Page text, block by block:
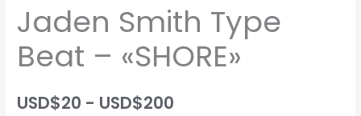
Jaden Smith Type
Beat – «SHORE»
USD$20 - USD$200